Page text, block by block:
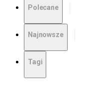
Polecane
Najnowsze
Tagi